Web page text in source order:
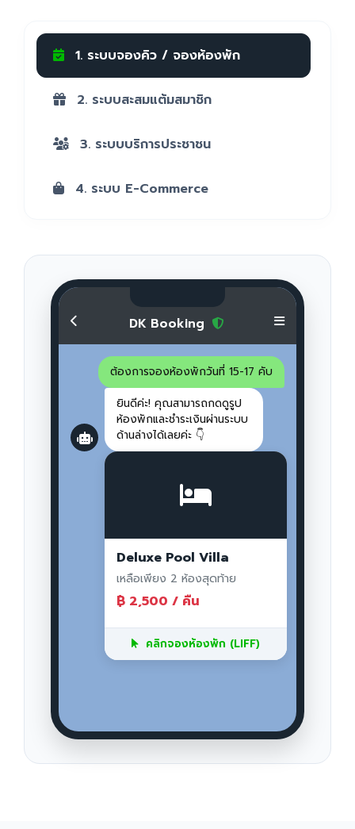
1. ระบบจองคิว / จองห้องพัก
2. ระบบสะสมแต้มสมาชิก
3. ระบบบริการประชาชน
4. ระบบ E-Commerce
DK Booking
ต้องการจองห้องพักวันที่ 15-17 คับ
ยินดีค่ะ! คุณสามารถกดดูรูป
ห้องพักและชำระเงินผ่านระบบ
ด้านล่างได้เลยค่ะ 👇
Deluxe Pool Villa
เหลือเพียง 2 ห้องสุดท้าย
฿ 2,500 / คืน
คลิกจองห้องพัก (LIFF)